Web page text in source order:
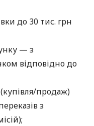
до 30 тис. грн
— з
відповідно до
продаж)
з